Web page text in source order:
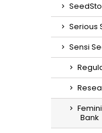
Serious
Sensi
Bank